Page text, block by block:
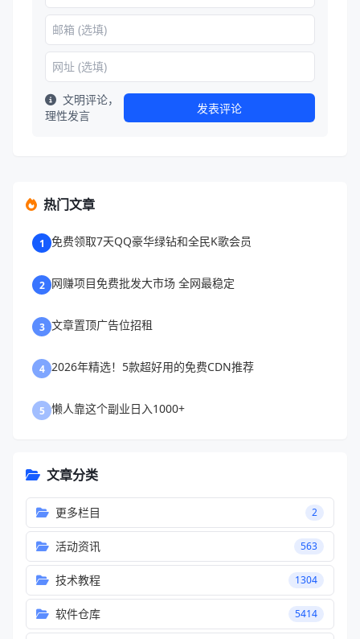
文明评论，
理性发言
发表评论
热门文章
1 免费领取7天QQ豪华绿钻和全民K歌会员
2 网赚项目免费批发大市场 全网最稳定
3 文章置顶广告位招租
4 2026年精选！5款超好用的免费CDN推荐
5 懒人靠这个副业日入1000+
文章分类
更多栏目 2
活动资讯 563
技术教程 1304
软件仓库 5414